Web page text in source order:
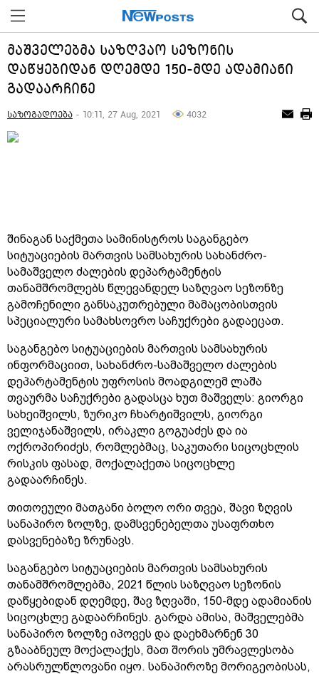
მაშველებმა საზღვაო სეზონის
დაწყებიდან დღემდე 150-მდე ადამიანი
გადაარჩინე
საზოგადოება - 10:11, 27 Aug, 2021 4032
შინაგან საქმეთა სამინისტროს საგანგებო
სიტუაციების მართვის სამსახურის სახანძრო-
სამაშველო ძალების დეპარტამენტის
თანამშრომლებს წლევანდელ საზღვაო სეზონზე
გამოჩენილი განსაკუთრებული მამაცობისთვის
სპეციალური სამახსოვრო საჩუქრები გადაეცათ.
საგანგებო სიტუაციების მართვის სამსახურის
ინფორმაციით, სახანძრო-სამაშველო ძალების
დეპარტამენტის უფროსის მოადგილემ ლაშა
თვაურმა საჩუქრები გადასცა ხუთ მაშველს: გიორგი
სახეიშვილს, ზურიკო ჩხარტიშვილს, გიორგი
ველიჯანაშვილს, ირაკლი გოგუაძეს და ია
ოქროპირიძეს, რომლებმაც, საკუთარი სიცოცხლის
რისკის ფასად, მოქალაქეთა სიცოცხლე
გადაარჩინეს.
თითოეული მათგანი ბოლო ორი თვეა, შავი ზღვის
სანაპირო ზოლზე, დამსვენებელთა უსაფრთხო
დასვენებაზე ზრუნავს.
საგანგებო სიტუაციების მართვის სამსახურის
თანამშრომლებმა, 2021 წლის საზღვაო სეზონის
დაწყებიდან დღემდე, შავ ზღვაში, 150-მდე ადამიანის
სიცოცხლე გადაარჩინეს. გარდა ამისა, მაშველებმა
სანაპირო ზოლზე იპოვეს და დაეხმარნენ 30
გზააბნეულ მოქალაქეს, მათ შორის უმრავლესობა
არასრულწლოვანი იყო. სანაპიროზე მორიგეობისას,